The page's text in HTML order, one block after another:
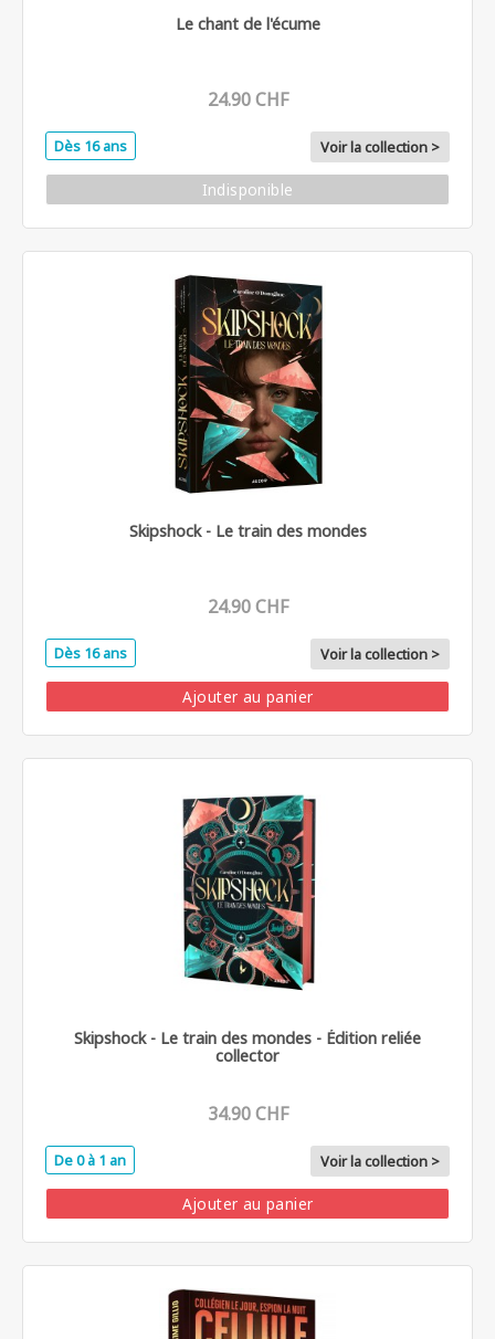
Le chant de l'écume
24.90 CHF
Dès 16 ans Voir la collection >
Indisponible
Skipshock - Le train des mondes
24.90 CHF
Dès 16 ans Voir la collection >
Ajouter au panier
Skipshock - Le train des mondes - Édition reliée
collector
34.90 CHF
De 0 à 1 an Voir la collection >
Ajouter au panier